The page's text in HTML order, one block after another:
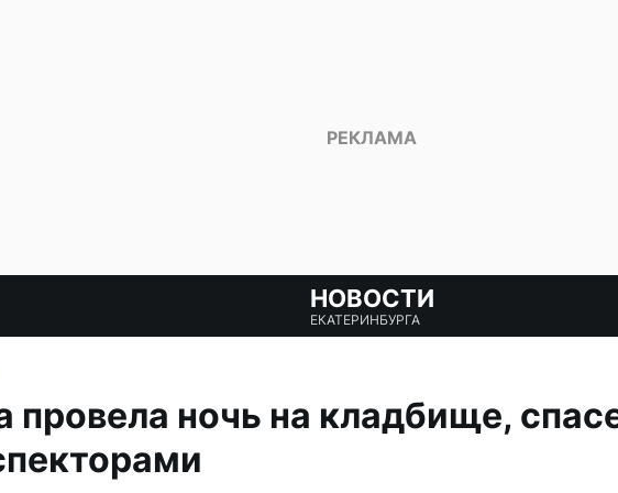
НОВОСТИ
ЕКАТЕРИНБУРГА
провела ночь на кладбище,